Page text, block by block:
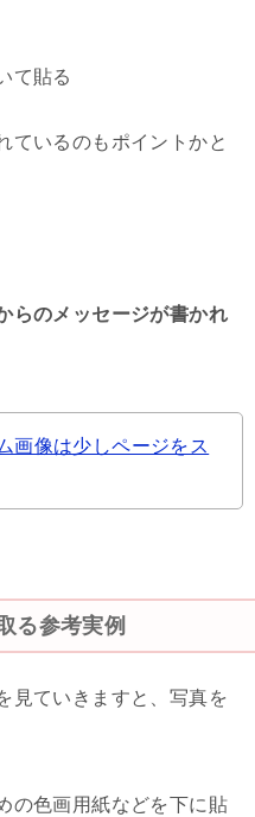
て貼る
ているのもポイントかと
らのメッセージが書かれ
画像は少しページをス
る参考実例
見ていきますと、写真を
の色画用紙などを下に貼